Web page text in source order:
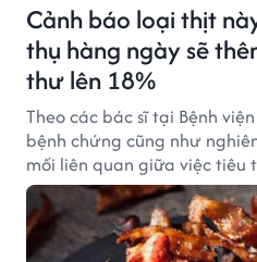
Cảnh báo loại thịt
thụ hàng ngày sẽ
thư lên 18%
Theo các bác sĩ tại Bệnh
bệnh chứng cũng như
mối liên quan giữa việc
sẵn với nguy cơ gây ung